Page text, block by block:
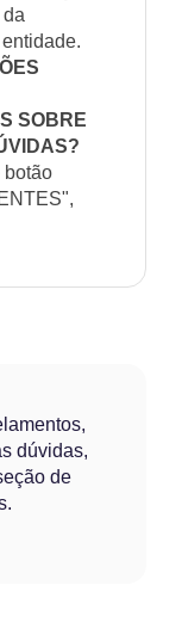
SOBRE
botão
dúvidas,
de